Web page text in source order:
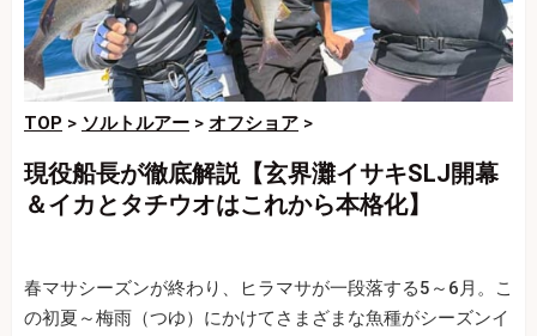
TOP > ソルトルアー > オフショア >
現役船長が徹底解説【玄界灘イサキSLJ開幕
＆イカとタチウオはこれから本格化】
春マサシーズンが終わり、ヒラマサが一段落する5～6月。こ
の初夏～梅雨（つゆ）にかけてさまざまな魚種がシーズンイ